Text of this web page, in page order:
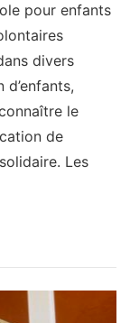
pour enfants
divers
le
de
Les